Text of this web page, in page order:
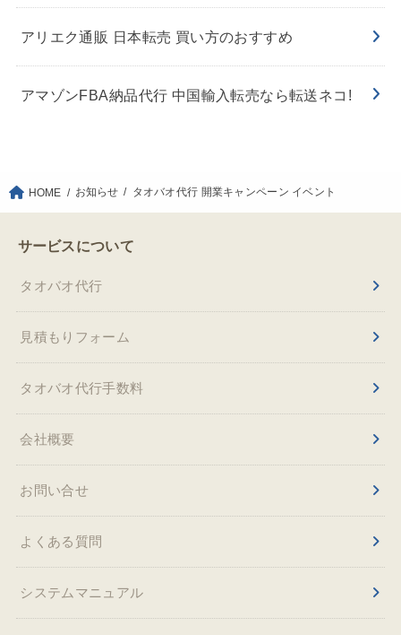
アリエク通販 日本転売 買い方のおすすめ
アマゾンFBA納品代行 中国輸入転売なら転送ネコ!
HOME お知らせ タオバオ代行 開業キャンペーン イベント
サービスについて
タオバオ代行
見積もりフォーム
タオバオ代行手数料
会社概要
お問い合せ
よくある質問
システムマニュアル